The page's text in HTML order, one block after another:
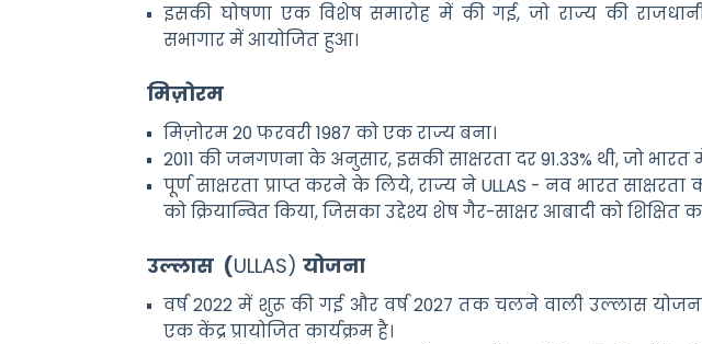
इसकी घोषणा एक विशेष समारोह में की गई, जो राज्य की
सभागार में आयोजित हुआ।
मिज़ोरम
मिज़ोरम 20 फरवरी 1987 को एक राज्य बना।
2011 की जनगणना के अनुसार, इसकी साक्षरता दर 91.33% थी, जो भारत
पूर्ण साक्षरता प्राप्त करने के लिये, राज्य ने ULLAS - नव भारत साक्षरता
को क्रियान्वित किया, जिसका उद्देश्य शेष गैर-साक्षर आबादी को शिक्षित
उल्लास (ULLAS)योजना
वर्ष 2022 में शुरू की गई और वर्ष 2027 तक चलने वाली उल्लास योजना,
एक केंद्र प्रायोजित कार्यक्रम है।